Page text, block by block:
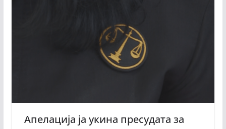
Апелација ја укина пресудата за